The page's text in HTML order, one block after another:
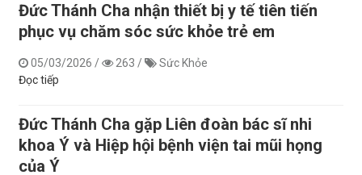
Đức Thánh Cha nhận thiết bị y tế tiên tiến
phục vụ chăm sóc sức khỏe trẻ em
05/03/2026 / 263 /
Sức Khỏe
Đọc tiếp
Đức Thánh Cha gặp Liên đoàn bác sĩ nhi
khoa Ý và Hiệp hội bệnh viện tai mũi họng
của Ý